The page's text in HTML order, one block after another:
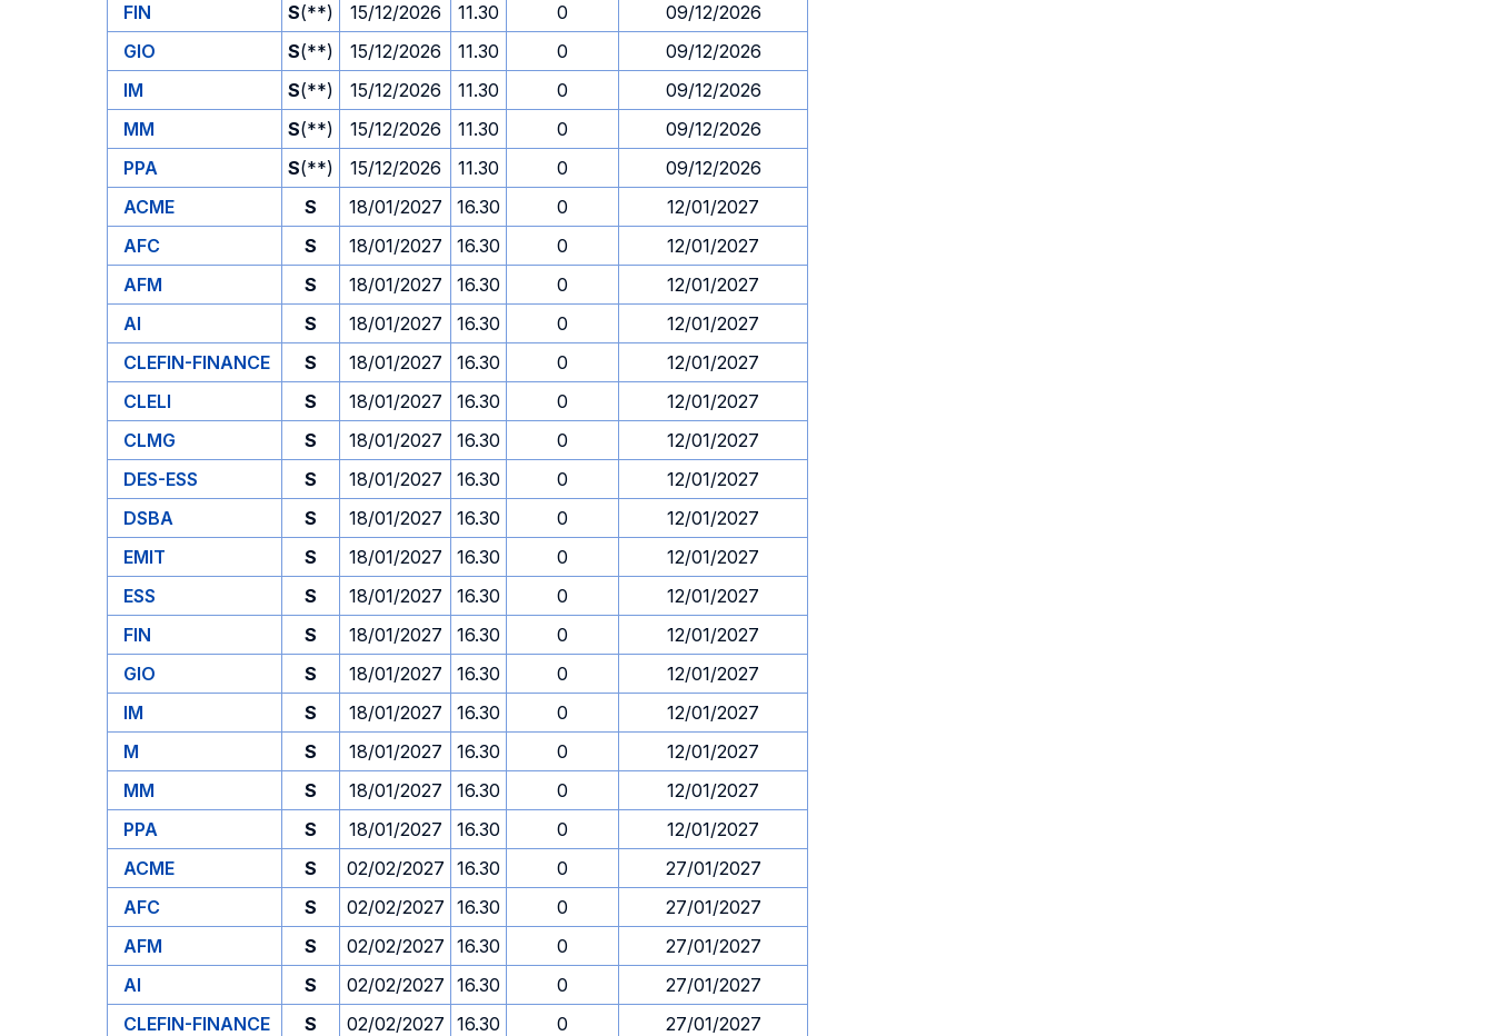
FIN
S(**) 15/12/2026 11.30 0
09/12/2026
GIO
S(**) 15/12/2026 11.30 0
09/12/2026
IM
S(**) 15/12/2026 11.30 0
09/12/2026
MM
S(**) 15/12/2026 11.30 0
09/12/2026
PPA
S(**) 15/12/2026 11.30 0
09/12/2026
ACME
S 18/01/2027 16.30 0
12/01/2027
AFC
S 18/01/2027 16.30 0
12/01/2027
AFM
S 18/01/2027 16.30 0
12/01/2027
AI
S 18/01/2027 16.30 0
12/01/2027
CLEFIN-FINANCE
S 18/01/2027 16.30 0
12/01/2027
CLELI
S 18/01/2027 16.30 0
12/01/2027
CLMG
S 18/01/2027 16.30 0
12/01/2027
DES-ESS
S 18/01/2027 16.30 0
12/01/2027
DSBA
S 18/01/2027 16.30 0
12/01/2027
EMIT
S 18/01/2027 16.30 0
12/01/2027
ESS
S 18/01/2027 16.30 0
12/01/2027
FIN
S 18/01/2027 16.30 0
12/01/2027
GIO
S 18/01/2027 16.30 0
12/01/2027
IM
S 18/01/2027 16.30 0
12/01/2027
M
S 18/01/2027 16.30 0
12/01/2027
MM
S 18/01/2027 16.30 0
12/01/2027
PPA
S 18/01/2027 16.30 0
12/01/2027
ACME
S 02/02/2027 16.30 0
27/01/2027
AFC
S 02/02/2027 16.30 0
27/01/2027
AFM
S 02/02/2027 16.30 0
27/01/2027
AI
S 02/02/2027 16.30 0
27/01/2027
CLEFIN-FINANCE
S 02/02/2027 16.30 0
27/01/2027